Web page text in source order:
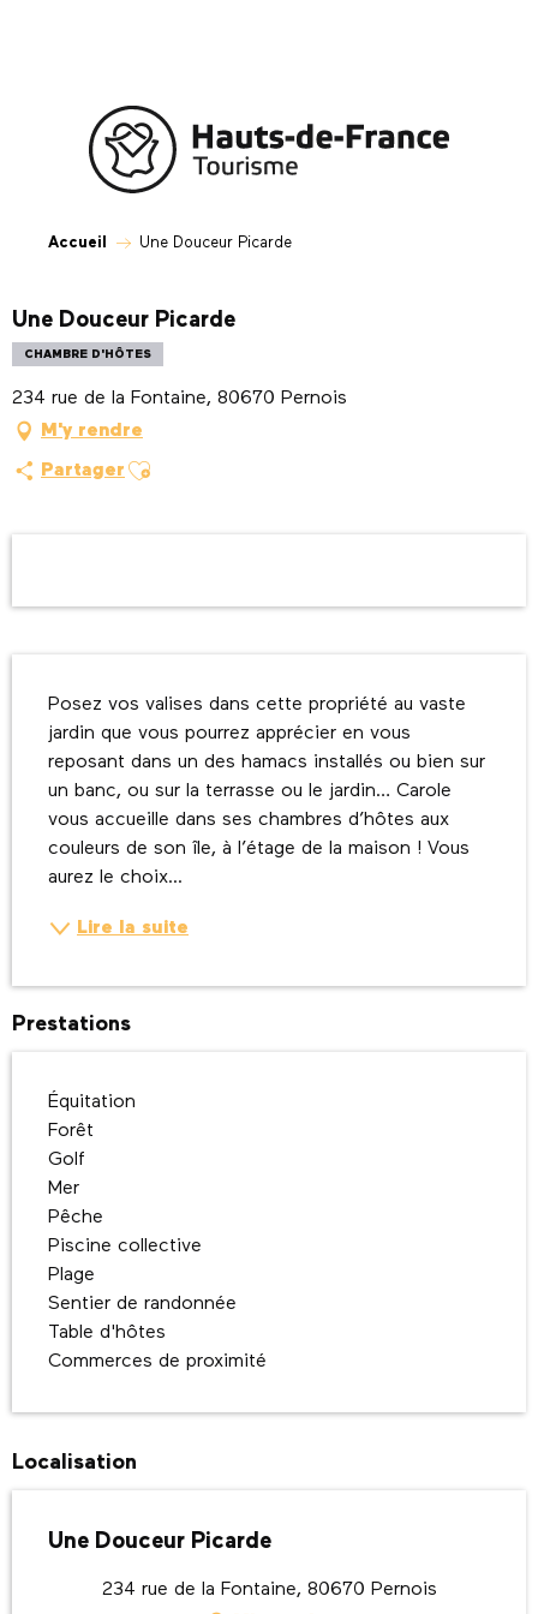
Accueil Une Douceur Picarde
Une Douceur Picarde
CHAMBRE D'HÔTES
234 rue de la Fontaine, 80670 Pernois
M'y rendre
Partager Ajouter aux favoris
Posez vos valises dans cette propriété au vaste
jardin que vous pourrez apprécier en vous
reposant dans un des hamacs installés ou bien sur
un banc, ou sur la terrasse ou le jardin… Carole
vous accueille dans ses chambres d’hôtes aux
couleurs de son île, à l’étage de la maison ! Vous
aurez le choix...
Lire la suite
Prestations
Équitation
Forêt
Golf
Mer
Pêche
Piscine collective
Plage
Sentier de randonnée
Table d'hôtes
Commerces de proximité
Localisation
Une Douceur Picarde
234 rue de la Fontaine, 80670 Pernois